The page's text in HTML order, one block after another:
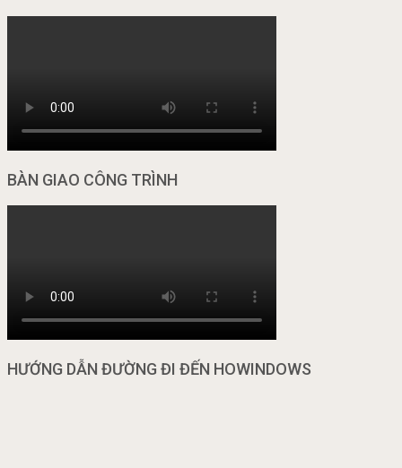
BÀN GIAO CÔNG TRÌNH
HƯỚNG DẪN ĐƯỜNG ĐI ĐẾN HOWINDOWS